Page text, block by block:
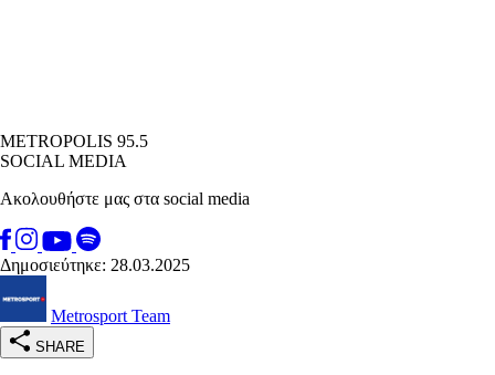
METROPOLIS 95.5
SOCIAL MEDIA
Ακολουθήστε μας στα social media
Δημοσιεύτηκε: 28.03.2025
Metrosport Team
SHARE